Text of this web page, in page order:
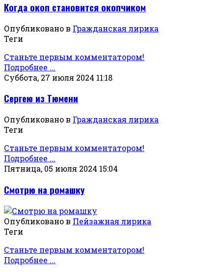
Когда окоп становится окопчиком
Опубликовано в Гражданская лирика
Теги
Станьте первым комментатором!
Подробнее ...
Суббота, 27 июля 2024 11:18
Сергею из Тюмени
Опубликовано в Гражданская лирика
Теги
Станьте первым комментатором!
Подробнее ...
Пятница, 05 июля 2024 15:04
Смотрю на ромашку
Опубликовано в Пейзажная лирика
Теги
Станьте первым комментатором!
Подробнее ...